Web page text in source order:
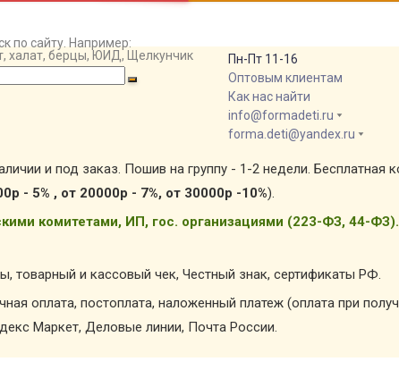
по сайту. Например:
халат, берцы, ЮИД, Щелкунчик
Пн-Пт 11-16
Оптовым клиентам
Как нас найти
info@formadeti.ru
forma.deti@yandex.ru
и под заказ. Пошив на группу - 1-2 недели. Бесплатная
- 5% , от 20000р - 7%, от 30000р -10%).
комитетами, ИП, гос. организациями (223-ФЗ, 44-ФЗ).
товарный и кассовый чек, Честный знак, сертификаты РФ.
оплата, постоплата, наложенный платеж (оплата при
Маркет, Деловые линии, Почта России.